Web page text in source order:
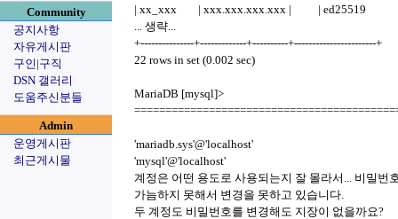
Community
공지사항
자유게시판
구인|구직
DSN 갤러리
도움주신분들
Admin
운영게시판
최근게시물
| xx_xxx | xxx.xxx.xxx.xxx | |
... 생략...
+---------------+-------------+----------+-----------------------+
22 rows in set (0.002 sec)
MariaDB [mysql]>
'mariadb.sys'@'localhost'
'mysql'@'localhost'
계정은 어떤 용도로 사용되는지 잘 몰라서... 비밀번
가늠하지 못해서 변경을 못하고 있습니다.
두 계정도 비밀번호를 변경해도 지장이 없을까요?